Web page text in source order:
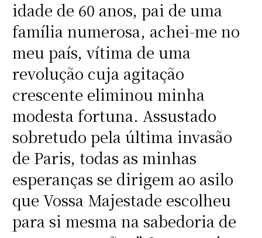
idade de 60 anos, pai de uma
família numerosa, achei-me no
meu país, vítima de uma
revolução cuja agitação
crescente eliminou minha
modesta fortuna. Assustado
sobretudo pela última invasão
de Paris, todas as minhas
esperanças se dirigem ao asilo
que Vossa Majestade escolheu
para si mesma na sabedoria de